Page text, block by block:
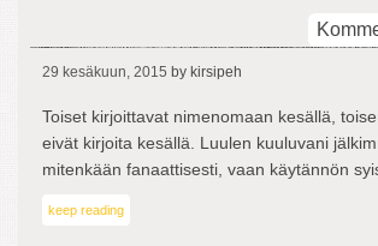
29 kesäkuun, 2015 by kirsipeh
Toiset kirjoittavat nimenomaan kesällä,
eivät kirjoita kesällä. Luulen kuuluvani
mitenkään fanaattisesti, vaan käytännön
keep reading